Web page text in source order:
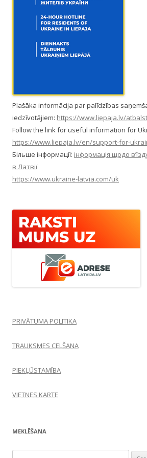
Plašāka informācija par palīdzības
iedzīvotājiem: https://www.liepaja.lv/
Follow the link for useful information for
https://www.liepaja.lv/en/support-for-
Більше інформації: інформація щодо
в Латвії
https://www.ukraine-latvia.com/uk
PRIVĀTUMA POLITIKA
TRAUKSMES CELŠANA
PIEKĻŪSTAMĪBA
VIETNES KARTE
MEKLĒŠANA